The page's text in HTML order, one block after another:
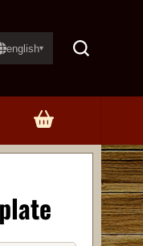
english▾